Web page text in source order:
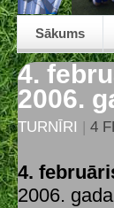
Sākums
4.
2006.
TURNĪRI | 4
4.
2006.